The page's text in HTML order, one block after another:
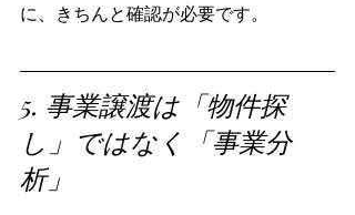
に、きちんと確認が必要です。
5. 事業譲渡は「物件探
し」ではなく「事業分
析」